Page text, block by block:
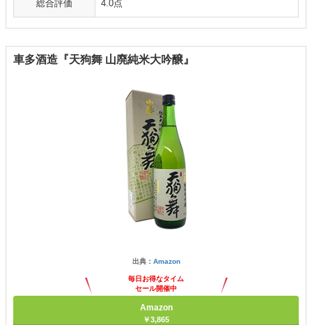
総合評価 4.0点
車多酒造『天狗舞 山廃純米大吟醸』
出典： Amazon
毎日お得なタイム
セール開催中
Amazon
￥3,865